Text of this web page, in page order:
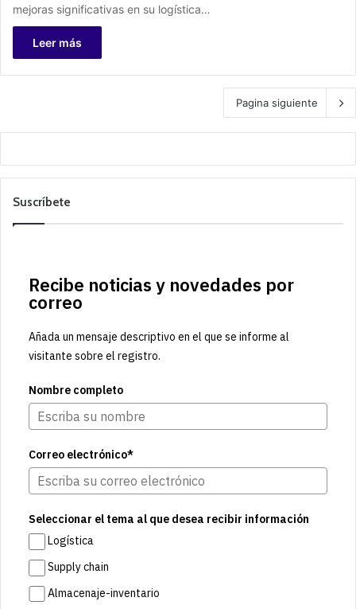
mejoras significativas en su logística…
Leer más
Pagina siguiente
Suscríbete
Recibe noticias y novedades por
correo
Añada un mensaje descriptivo en el que se informe al
visitante sobre el registro.
Nombre completo
Correo electrónico*
Seleccionar el tema al que desea recibir información
Logística
Supply chain
Almacenaje-inventario